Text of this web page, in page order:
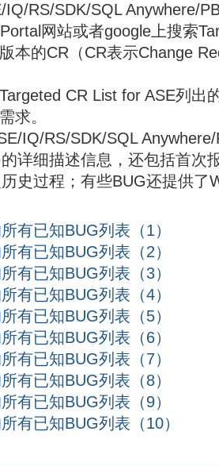
IQ/RS/SDK/SQL Anywhere/
网站或者google上搜索
本的CR（CR表示Change
CR List for ASE列出
求。
IQ/RS/SDK/SQL
详细描述信息，还包括首次
史过程；有些BUG还提供了
有已知BUG列表（1）
有已知BUG列表（2）
有已知BUG列表（3）
有已知BUG列表（4）
有已知BUG列表（5）
有已知BUG列表（6）
有已知BUG列表（7）
有已知BUG列表（8）
有已知BUG列表（9）
有已知BUG列表（10）